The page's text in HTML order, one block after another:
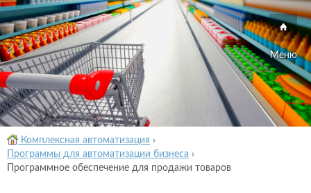
Меню
Комплексная автоматизация ›
Программы для автоматизации бизнеса ›
Программное обеспечение для продажи товаров